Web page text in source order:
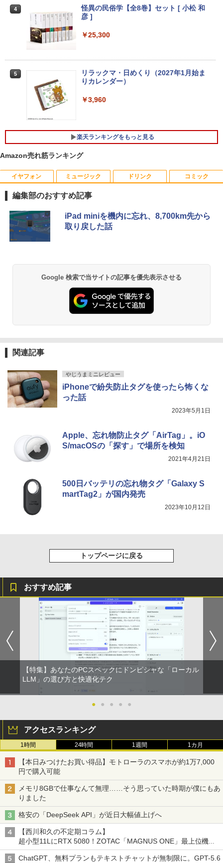
3
【★最大100%ポイント】【Office 2024
H&B】【タッチパネル×360°回転】富士
メモリ:8GB/M.2 NVMe:128GB/256GB/5
12GB/1TB/Wi-fi/Bluetooth/13.3型/FHD/
￥35,800
高性能 AMD Ryzen 5-5650u/ 16GB/ 爆
速NVMe式256GB-SSD/ カメラ/ 無線Wi-
Fi6/ Office付き/ Win11【中古ノートパソ
コン 中古パソコン 中古PC】税込送料無
￥34,990
5
【中古】【極軽極薄】東芝 dynabook G
83 13.3型FHD(1920x1080)液晶 第11世
￥38,500
ws11 Pro 12GB+256GB SSD (4TB拡大
可能) 4K 静音 高速熱放散 小型超軽量ミ
3.2/HDMI 2.0×2 高速2.4G/5GWi-Fi BT4.
2 省電力 小型パソコン
￥39,980
世代 Core i5 9500 メモリ8GB 16GB 32
C Windows11 pro Win11 3画面 PC 800
600 G5 G4 モニタ セット オフィス 2024
搭載 選択可 8世代 10世代 DELL 1311a
5
【中古】富士通 ESPRIMO D588 整備済
5-9500 デスクトップPC メモリ8GB M.2
SSD256GB DVD Office2021 Windows1
44hz pcモニター Adaptive-Sync ブラッ
ク MAXZEN MJM27IC01 MJM27IC04-F
4
＼本日限定500円値下げ／＼楽天1位！20
26年最新の超軽量超薄型／モバイルモニ
チパネル バッテリー内蔵 無線接続 12モ
持ち運び ポータブルモニター
5
Dell Technologies P2422H プロフェッ
ショナルシリーズ 23.8インチワイドモニ
タ / 1920×1080 / HDMI、VGA、Display
ー）中古モニター 送料無料 3か月保証付
き0830-1
4
怪異の民俗学【全8巻】セット [ 小松 和
彦 ]
￥25,300
5
リラックマ・日めくり（2027年1月始ま
りカレンダー）
￥3,960
楽天ランキングをもっと見る
Amazon売れ筋ランキング
イヤフォン
Anker Soundcore P40i オフホワイト
￥7,990
Anker Soundcore P31i ブラック
￥5,990
【2026年アップグレード版】AOKIMI ワイヤ
レスイヤホン bluetooth イヤホン V12 小型
セリング 自動ペアリング Type-C充電 マイク
付き 防水 タッチ式音量調整 スポーツ/通勤/通
学/WEB会議(ホワイト)
Xiaomi シャオミ REDMI Buds 8 Lite ワイヤ
レスイヤホン Bluetooth 5.4 ノイズキャンセ
ミュージック
BRUCE WAYNE feat. Flo Milli, ATL Jacob
[Explicit]
BRUCE WAYNE feat. Flo Milli, ATL Jacob
￥250
On My Road (Stadium ver.)
￥250
ドリンク
【Amazon.co.jp限定】 い・ろ・は・す 2L P
ET ラベルレス ×8本
by Amazon 天然水 ラベルレス 500ml ×24本
ウォーター ペットボトル 静岡県産 500ミリリ
ットル (Smart Basic)
by Amazon 炭酸水 ラベルレス 500ml ×24本
￥1,625
ベルレス 650mlPET×24本
￥2,009
コミック
薬屋のひとりごと 17巻 (デジタル版ビッグガ
ンガンコミックス)
異世界居酒屋「のぶ」(22) (角川コミックス・
￥832
HUNTER×HUNTER モノクロ版 39 (ジャンプ
スーパーの裏でヤニ吸うふたり 9巻 (デジタル
￥810
編集部のおすすめ記事
iPad miniを機内に忘れ、8,700km先から
取り戻した話
Google 検索で当サイトの記事を優先表示させる
関連記事
やじうまミニレビュー
iPhoneで紛失防止タグを使ったら怖くな
った話
2023年5月1日
Apple、忘れ物防止タグ「AirTag」。iO
S/macOSの「探す」で場所を検知
2021年4月21日
500日バッテリの忘れ物タグ「Galaxy S
martTag2」が国内発売
2023年10月12日
トップページに戻る
おすすめ記事
【特集】あなたのPCスペックにドンピシャな「ローカル
LLM」の選び方と快適化テク
● ● ● ● ●
アクセスランキング
1時間 24時間 1週間 1カ月
【本日みつけたお買い得品】モトローラのスマホが約1万7,000
円で購入可能
メモリ8GBで仕事なんて無理……そう思っていた時期が僕にもあ
りました
格安の「DeepSeek API」が近日大幅値上げへ
【西川和久の不定期コラム】
超小型11LにRTX 5080！ZOTAC「MAGNUS ONE」最上位機の
実力を探る
ChatGPT、無料プランもテキストチャットが無制限に。GPT-5.6